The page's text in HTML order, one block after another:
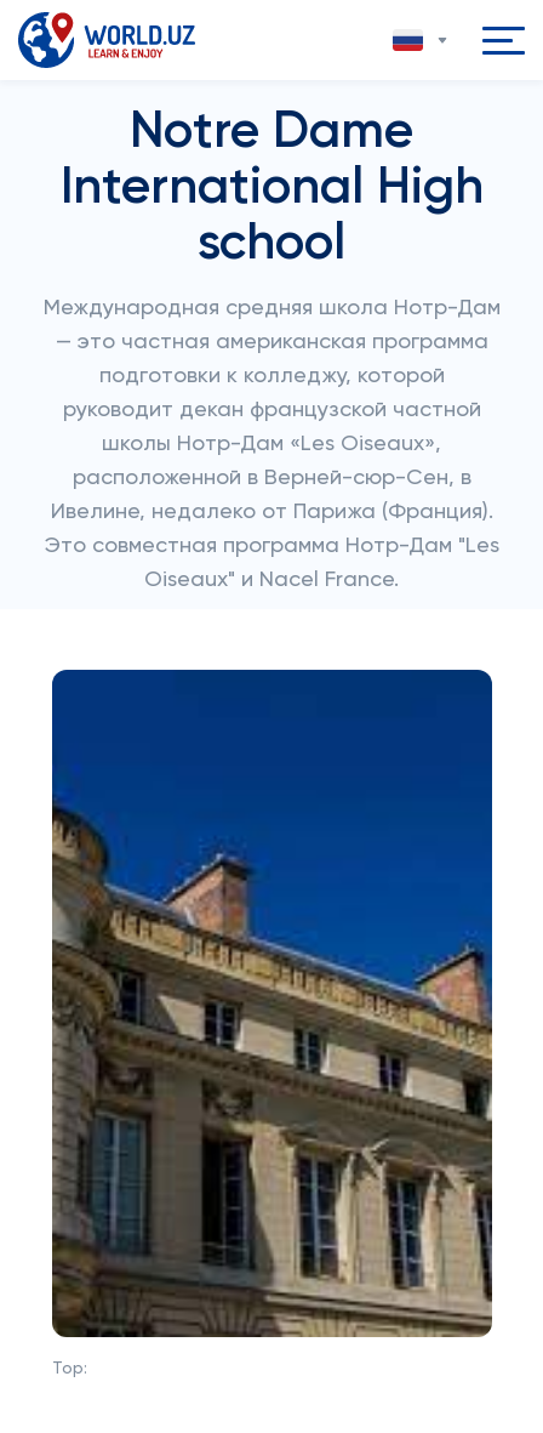
Notre Dame
International High
school
Международная средняя школа Нотр-Дам
— это частная американская программа
подготовки к колледжу, которой
руководит декан французской частной
школы Нотр-Дам «Les Oiseaux»,
расположенной в Верней-сюр-Сен, в
Ивелине, недалеко от Парижа (Франция).
Это совместная программа Нотр-Дам "Les
Oiseaux" и Nacel France.
Top: